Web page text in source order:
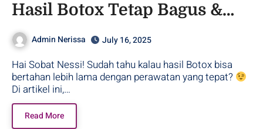
Hasil Botox Tetap Bagus &
Tahan Lama!
Admin Nerissa July 16, 2025
Hai Sobat Nessi! Sudah tahu kalau hasil Botox bisa
bertahan lebih lama dengan perawatan yang tepat?
Di artikel ini,…
Read More